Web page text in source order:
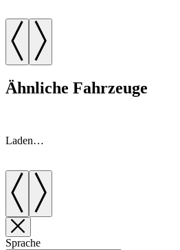
Ähnliche Fahrzeuge
Laden…
Sprache